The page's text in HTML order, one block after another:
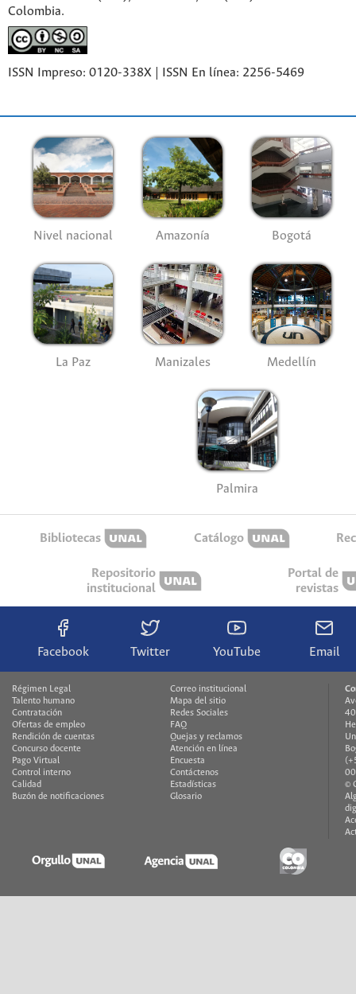
Colombia.
ISSN Impreso: 0120-338X | ISSN En línea: 2256-5469
Nivel nacional Amazonía Bogotá
La Paz Manizales Medellín
Palmira
Bibliotecas Catálogo
Repositorio
institucional
Portal de
revistas
Facebook Twitter YouTube Email
Régimen Legal
Talento humano
Contratación
Ofertas de empleo
Rendición de cuentas
Concurso docente
Pago Virtual
Control interno
Calidad
Buzón de notificaciones
Correo institucional
Mapa del sitio
Redes Sociales
FAQ
Quejas y reclamos
Atención en línea
Encuesta
Contáctenos
Estadísticas
Glosario
©